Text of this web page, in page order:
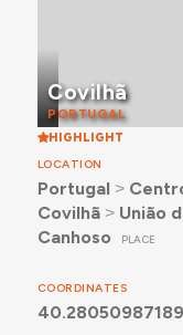
Covilhã
PORTUGAL
HIGHLIGHT
LOCATION
Portugal ˃
Covilhã˃ União
Canhoso
PLACE
COORDINATES